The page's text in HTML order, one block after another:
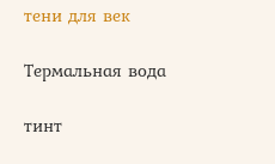
тени для век
Термальная вода
тинт